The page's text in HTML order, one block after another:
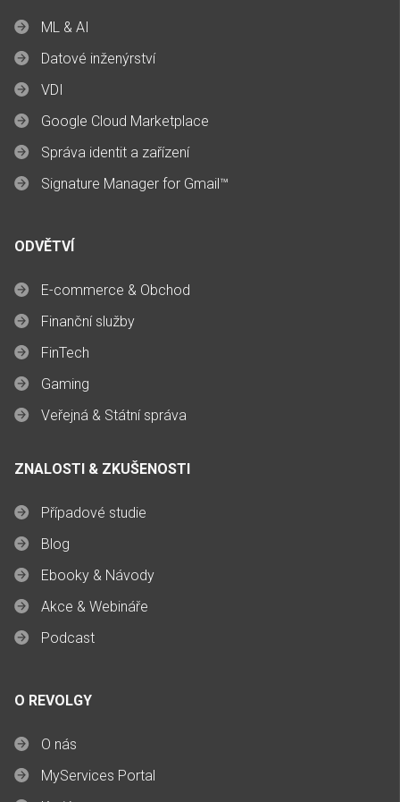
ML & AI
Datové inženýrství
VDI
Google Cloud Marketplace
Správa identit a zařízení
Signature Manager for Gmail™
ODVĚTVÍ
E-commerce & Obchod
Finanční služby
FinTech
Gaming
Veřejná & Státní správa
ZNALOSTI & ZKUŠENOSTI
Případové studie
Blog
Ebooky & Návody
Akce & Webináře
Podcast
O REVOLGY
O nás
MyServices Portal